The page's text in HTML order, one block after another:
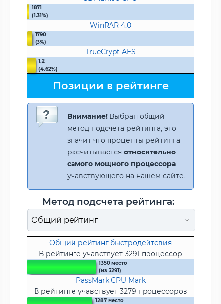
1871
(1.31%)
WinRAR 4.0
1790
(3%)
TrueCrypt AES
1.2
(4.62%)
Позиции в рейтинге
Внимание! Выбран общий
метод подсчета рейтинга, это
значит что проценты рейтинга
расчитывается относительно
самого мощного процессора
учавствующего на нашем сайте.
Метод подсчета рейтинга:
Общий рейтинг быстродейтсвия
В рейтинге учавствует 3291 процессор
1350 место
(из 3291)
PassMark CPU Mark
В рейтинге учавствует 3279 процессоров
1287 место